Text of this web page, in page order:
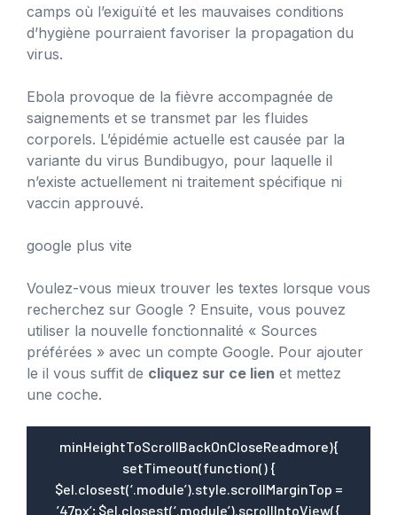
camps où l’exiguïté et les mauvaises conditions
d’hygiène pourraient favoriser la propagation du
virus.
Ebola provoque de la fièvre accompagnée de
saignements et se transmet par les fluides
corporels. L’épidémie actuelle est causée par la
variante du virus Bundibugyo, pour laquelle il
n’existe actuellement ni traitement spécifique ni
vaccin approuvé.
google plus vite
Voulez-vous mieux trouver les textes lorsque vous
recherchez sur Google ? Ensuite, vous pouvez
utiliser la nouvelle fonctionnalité « Sources
préférées » avec un compte Google. Pour ajouter
le il vous suffit de cliquez sur ce lien et mettez
une coche.
minHeightToScrollBackOnCloseReadmore){
setTimeout(function() {
$el.closest(‘.module’).style.scrollMarginTop =
’47px’; $el.closest(‘.module’).scrollIntoView({